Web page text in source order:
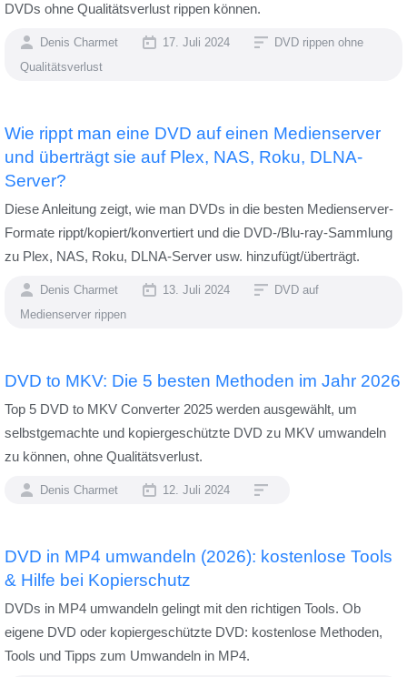
DVDs ohne Qualitätsverlust rippen können.
Denis Charmet 17. Juli 2024
DVD rippen ohne
Qualitätsverlust
Wie rippt man eine DVD auf einen Medienserver
und überträgt sie auf Plex, NAS, Roku, DLNA-
Server?
Diese Anleitung zeigt, wie man DVDs in die besten Medienserver-
Formate rippt/kopiert/konvertiert und die DVD-/Blu-ray-Sammlung
zu Plex, NAS, Roku, DLNA-Server usw. hinzufügt/überträgt.
Denis Charmet 13. Juli 2024
DVD auf
Medienserver rippen
DVD to MKV: Die 5 besten Methoden im Jahr 2026
Top 5 DVD to MKV Converter 2025 werden ausgewählt, um
selbstgemachte und kopiergeschützte DVD zu MKV umwandeln
zu können, ohne Qualitätsverlust.
Denis Charmet 12. Juli 2024
DVD in MP4 umwandeln (2026): kostenlose Tools
& Hilfe bei Kopierschutz
DVDs in MP4 umwandeln gelingt mit den richtigen Tools. Ob
eigene DVD oder kopiergeschützte DVD: kostenlose Methoden,
Tools und Tipps zum Umwandeln in MP4.